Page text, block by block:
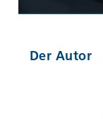
Der Autor